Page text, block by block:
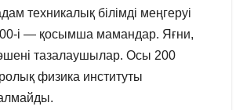
техникалық білімді меңгеруі
і — қосымша мамандар. Яғни,
тазалаушылар. Осы 200
физика институты